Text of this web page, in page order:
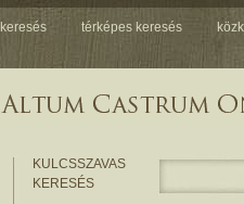
térképes keresés
KULCSSZAVAS
KERESÉS